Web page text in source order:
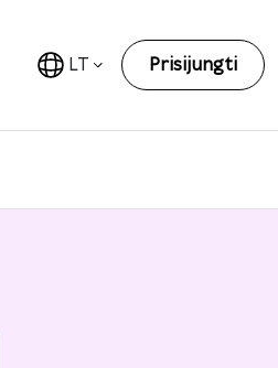
LT Prisijungti